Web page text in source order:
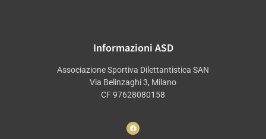
Informazioni ASD
Associazione Sportiva Dilettantistica SAN
Via Belinzaghi 3, Milano
CF 97628080158